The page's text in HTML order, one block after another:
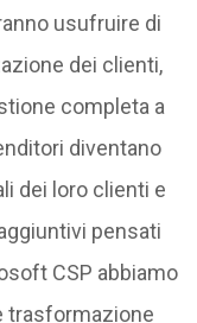
usufruire di
dei clienti,
completa a
diventano
dei loro clienti e
pensati
CSP abbiamo
trasformazione